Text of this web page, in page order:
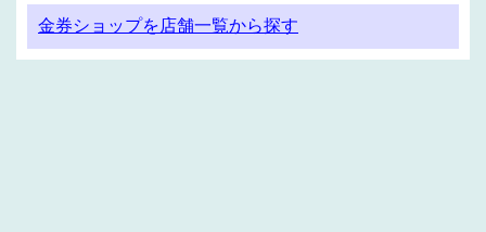
金券ショップを店舗一覧から探す